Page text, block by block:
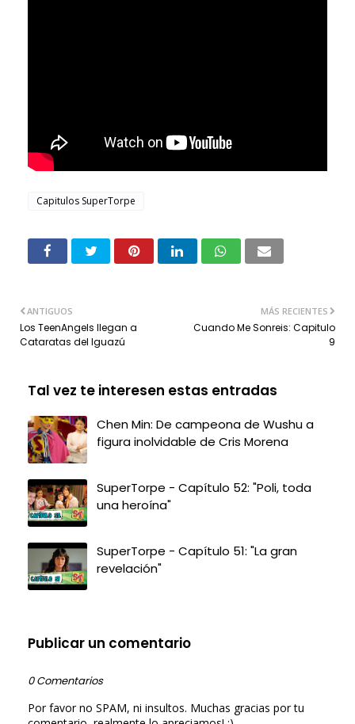
Capitulos SuperTorpe
MÁS RECIENTES
Cuando Me Sonreis: Capitulo
9
ANTIGUOS
Los TeenAngels llegan a
Cataratas del Iguazú
Tal vez te interesen estas entradas
Chen Min: De campeona de Wushu a
figura inolvidable de Cris Morena
SuperTorpe - Capítulo 52: "Poli, toda
una heroína"
SuperTorpe - Capítulo 51: "La gran
revelación"
Publicar un comentario
0 Comentarios
Por favor no SPAM, ni insultos. Muchas gracias por tu